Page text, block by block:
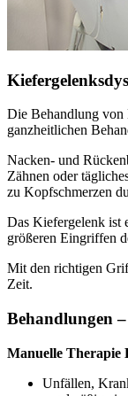
Die Behandlung von
ganzheitlichen
Nacken- und
Zähnen oder
zu Kopfschmerzen
Das Kiefergelenk ist
größeren Eingriffen
Mit den richtigen
Zeit.
Behandlungen
Manuelle Therapie
Unfällen,